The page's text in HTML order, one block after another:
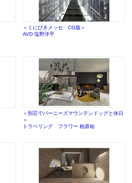
＜くにびきメッセ CG版＞
AVD 塩野洋平
＜別荘でバーニーズマウンテンドッグと休日
＞
トラベリング フラワー 柏原祐